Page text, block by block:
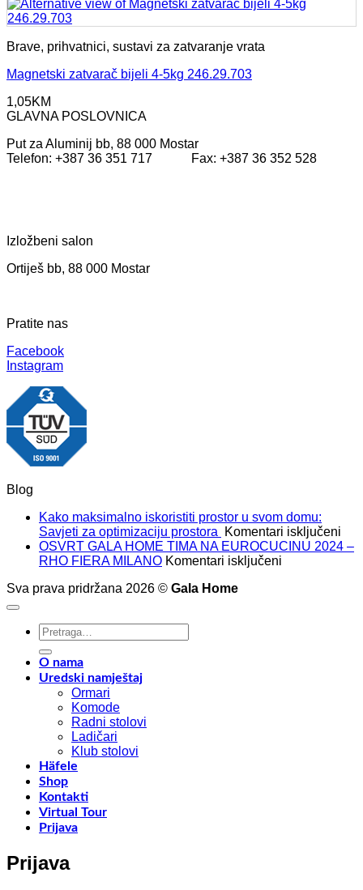
Brave, prihvatnici, sustavi za zatvaranje vrata
Magnetski zatvarač bijeli 4-5kg 246.29.703
1,05KM
GLAVNA POSLOVNICA
Put za Aluminij bb, 88 000 Mostar
Telefon: +387 36 351 717 Fax: +387 36 352 528
Izložbeni salon
Ortiješ bb, 88 000 Mostar
Pratite nas
Facebook
Instagram
Blog
Kako maksimalno iskoristiti prostor u svom domu:
Savjeti za optimizaciju prostora
Komentari isključeni
OSVRT GALA HOME TIMA NA EUROCUCINU 2024 –
RHO FIERA MILANO Komentari isključeni
Sva prava pridržana 2026 © Gala Home
Pretraži:
O nama
Uredski namještaj
Ormari
Komode
Radni stolovi
Ladičari
Klub stolovi
Häfele
Shop
Kontakti
Virtual Tour
Prijava
Prijava